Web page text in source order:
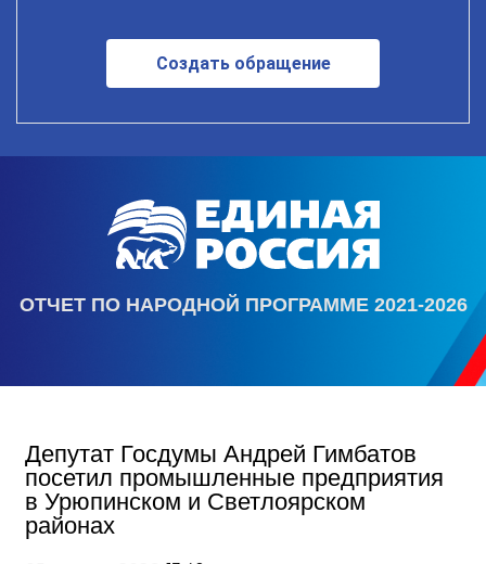
Создать обращение
ОТЧЕТ ПО НАРОДНОЙ ПРОГРАММЕ 2021-2026
Депутат Госдумы Андрей Гимбатов
посетил промышленные предприятия
в Урюпинском и Светлоярском
районах